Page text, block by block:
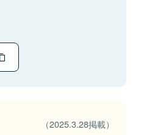
（2025.3.28掲載）